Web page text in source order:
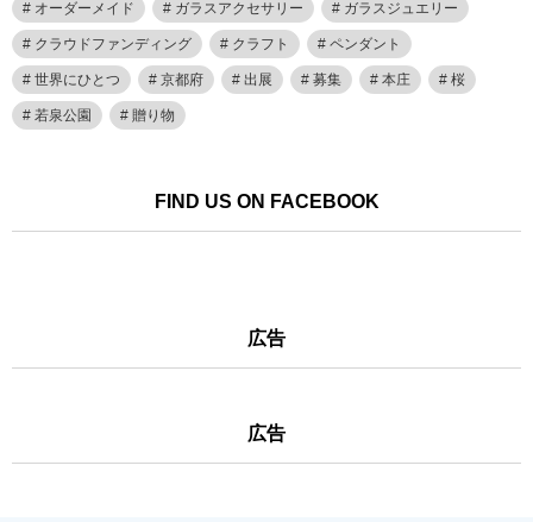
オーダーメイド ガラスアクセサリー ガラスジュエリー
クラウドファンディング クラフト ペンダント
世界にひとつ 京都府 出展 募集 本庄 桜
若泉公園 贈り物
FIND US ON FACEBOOK
広告
広告